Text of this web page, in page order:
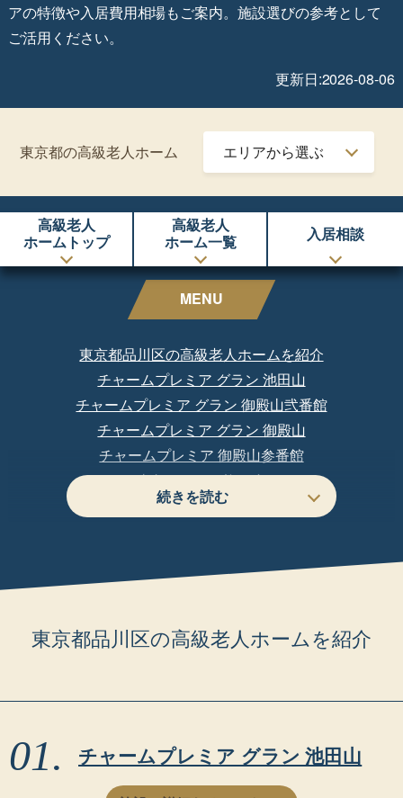
アの特徴や入居費用相場もご案内。施設選びの参考として
ご活用ください。
更新日:2026-08-06
東京都の高級老人ホーム
高級老人
ホームトップ
高級老人
ホーム一覧
入居相談
MENU
東京都品川区の高級老人ホームを紹介
チャームプレミア グラン 池田山
チャームプレミア グラン 御殿山弐番館
チャームプレミア グラン 御殿山
チャームプレミア 御殿山参番館
東急ウェリナ旗の台
プレザングラン洗足
ニチイホーム 南大井
東京都品川区の高級老人ホームを紹介
チャームプレミア グラン 池田山